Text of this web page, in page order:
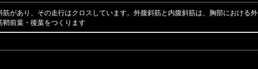
があり、その走行はクロスしています。外腹斜筋と内腹斜筋は、胸部における外
前葉・後葉をつくります